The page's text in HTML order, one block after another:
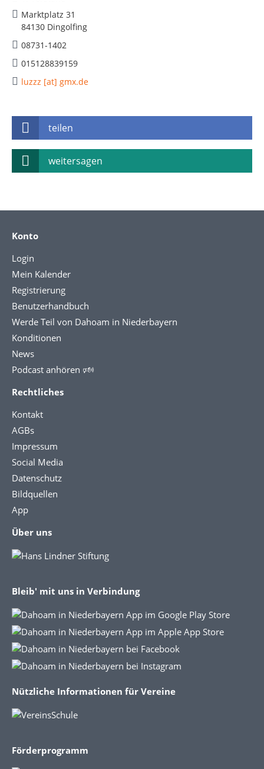
Marktplatz 31
84130 Dingolfing
08731-1402
015128839159
luzzz [at] gmx.de
teilen
weitersagen
Konto
Login
Mein Kalender
Registrierung
Benutzerhandbuch
Werde Teil von Dahoam in Niederbayern
Konditionen
News
Podcast anhören 🕬
Rechtliches
Kontakt
AGBs
Impressum
Social Media
Datenschutz
Bildquellen
App
Über uns
Bleib' mit uns in Verbindung
Nützliche Informationen für Vereine
Förderprogramm